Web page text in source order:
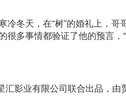
冬天，在“树”的婚礼上，哥
多事情都验证了他的预言，
影业有限公司联合出品，由